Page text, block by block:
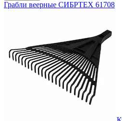
Грабли веерные СИБРТЕХ 61708